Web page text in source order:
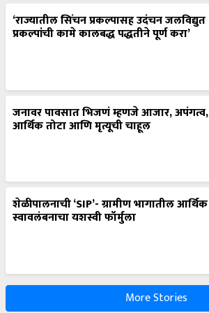
‘राज्यातील सिंचन प्रकल्पासह उदंचन जलविद्युत
प्रकल्पांची कामे कालबद्ध पद्धतीने पूर्ण करा’
जनावर पावसात भिजणं म्हणजे आजार, अपंगत्व,
आर्थिक तोटा आणि मृत्यूची चाहूल
शेळीपालनाची ‘SIP’- ग्रामीण भागातील आर्थिक
स्वावलंबनाचा यशस्वी फॉर्मुला
More Stories